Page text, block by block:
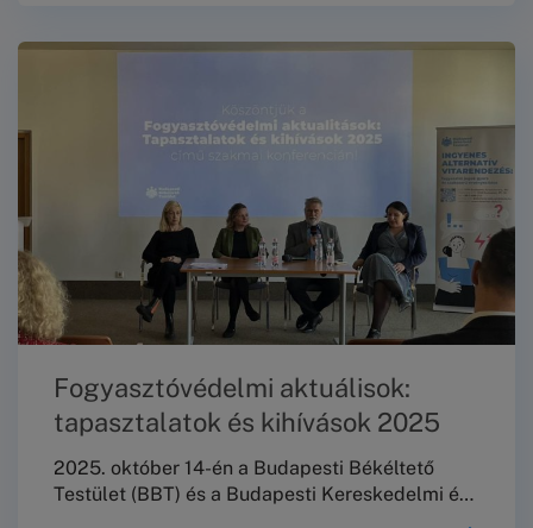
december 4-én a Budapesti Békéltető Testület
Fogyasztóvédelmi aktuálisok:
tapasztalatok és kihívások 2025
2025. október 14-én a Budapesti Békéltető
Testület (BBT) és a Budapesti Kereskedelmi és